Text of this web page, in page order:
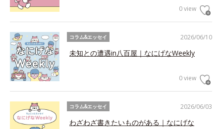
0 view
2026/06/10
コラム&エッセイ
未知との遭遇in八百屋｜なにげなWeekly
0 view
2026/06/03
コラム&エッセイ
わざわざ書きたいものがある｜なにげな